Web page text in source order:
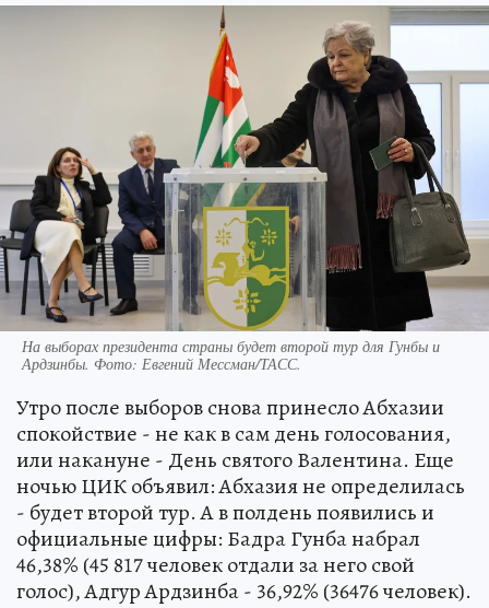
На выборах президента страны будет второй тур для Гунбы и
Ардзинбы. Фото: Евгений Мессман/ТАСС.
Утро после выборов снова принесло Абхазии
спокойствие - не как в сам день голосования,
или накануне - День святого Валентина. Еще
ночью ЦИК объявил: Абхазия не определилась
- будет второй тур. А в полдень появились и
официальные цифры: Бадра Гунба набрал
46,38% (45 817 человек отдали за него свой
голос), Адгур Ардзинба - 36,92% (36476 человек).